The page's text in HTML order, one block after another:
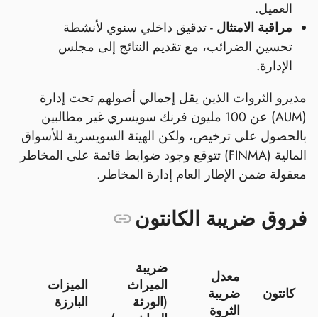
العميل.
مراقبة الامتثال - تدقيق داخلي سنوي لأنشطة
تحسين الضرائب، مع تقديم النتائج إلى مجلس
الإدارة.
مديرو الثروات الذين يقل إجمالي أصولهم تحت إدارة
(AUM) عن 100 مليون فرنك سويسري غير مطالبين
بالحصول على ترخيص، ولكن الهيئة السويسرية للأسواق
المالية (FINMA) تتوقع وجود ضوابط قائمة على المخاطر
معقولة ضمن الإطار العام إدارة المخاطر.
فروق ضريبة الكانتون
كانتون
معدل
ضريبة
الثروة
ضريبة
الميراث
(الورثة
الميزات
البارزة